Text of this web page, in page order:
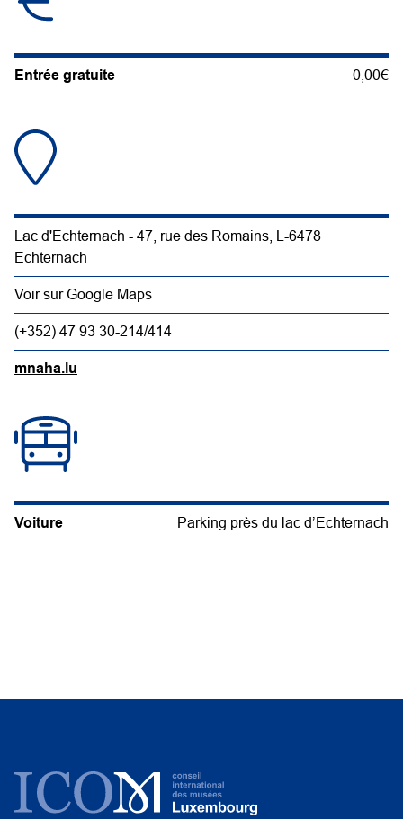
Entrée gratuite 0,00€
Lac d'Echternach - 47, rue des Romains, L-6478
Echternach
Voir sur Google Maps
(+352) 47 93 30-214/414
mnaha.lu
Voiture Parking près du lac d’Echternach